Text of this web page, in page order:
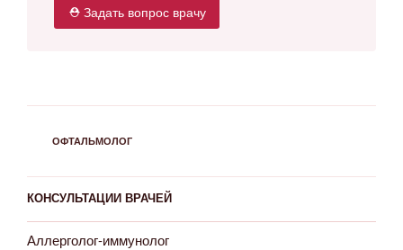
⛑ Задать вопрос врачу
РУБРИКИ
ОФТАЛЬМОЛОГ
КОНСУЛЬТАЦИИ ВРАЧЕЙ
Аллерголог-иммунолог